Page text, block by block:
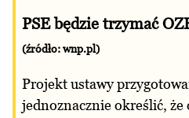
PSE będzie trzymać
(źródło: wnp.pl)
Projekt ustawy
jednoznacznie określić, że